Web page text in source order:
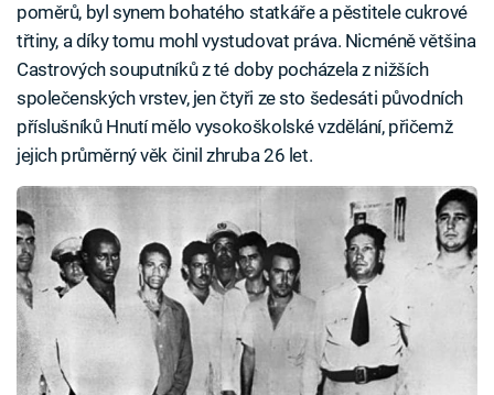
poměrů, byl synem bohatého statkáře a pěstitele cukrové
třtiny, a díky tomu mohl vystudovat práva. Nicméně většina
Castrových souputníků z té doby pocházela z nižších
společenských vrstev, jen čtyři ze sto šedesáti původních
příslušníků Hnutí mělo vysokoškolské vzdělání, přičemž
jejich průměrný věk činil zhruba 26 let.